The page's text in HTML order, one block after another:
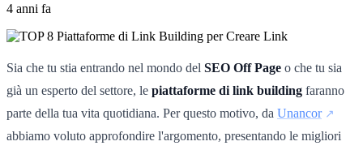
4 anni fa
Sia che tu stia entrando nel mondo del SEO Off Page o che tu sia
già un esperto del settore, le piattaforme di link building faranno
parte della tua vita quotidiana. Per questo motivo, da Unancor
abbiamo voluto approfondire l'argomento, presentando le migliori